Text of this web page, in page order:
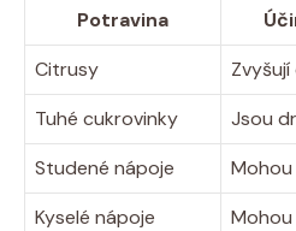
Potravina
Citrusy
Tuhé cukrovinky
Jsou
Studené nápoje
Kyselé nápoje